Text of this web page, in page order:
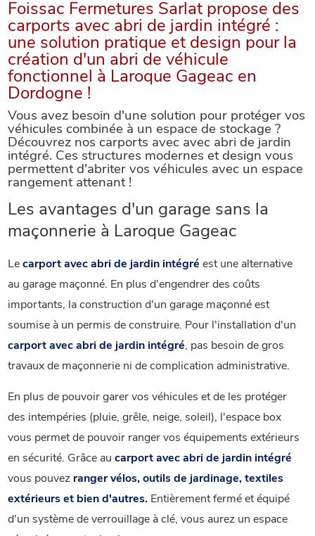
Foissac Fermetures Sarlat propose des
carports avec abri de jardin intégré :
une solution pratique et design pour la
création d'un abri de véhicule
fonctionnel à Laroque Gageac en
Dordogne !
Vous avez besoin d'une solution pour protéger vos
véhicules combinée à un espace de stockage ?
Découvrez nos carports avec avec abri de jardin
intégré. Ces structures modernes et design vous
permettent d'abriter vos véhicules avec un espace
rangement attenant !
Les avantages d'un garage sans la
maçonnerie à Laroque Gageac
Le carport avec abri de jardin intégré est une alternative
au garage maçonné. En plus d'engendrer des coûts
importants, la construction d'un garage maçonné est
soumise à un permis de construire. Pour l'installation d'un
carport avec abri de jardin intégré, pas besoin de gros
travaux de maçonnerie ni de complication administrative.
En plus de pouvoir garer vos véhicules et de les protéger
des intempéries (pluie, grêle, neige, soleil), l'espace box
vous permet de pouvoir ranger vos équipements extérieurs
en sécurité. Grâce aucarport avec abri de jardin intégré
vous pouvez ranger vélos, outils de jardinage, textiles
extérieurs et bien d'autres. Entièrement fermé et équipé
d'un système de verrouillage à clé, vous aurez un espace